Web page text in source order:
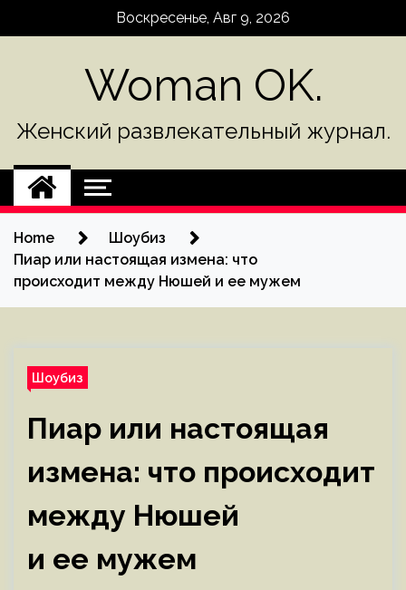
Воскресенье, Авг 9, 2026
Woman OK.
Женский развлекательный журнал.
Home
Шоубиз
Пиар или настоящая измена: что
происходит между Нюшей и ее мужем
Шоубиз
Пиар или настоящая
измена: что происходит
между Нюшей
и ее мужем